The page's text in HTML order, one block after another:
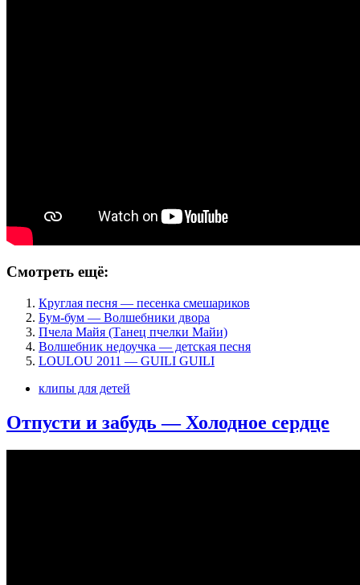
Смотреть ещё:
Круглая песня — песенка смешариков
Бум-бум — Волшебники двора
Пчела Майя (Танец пчелки Майи)
Волшебник недоучка — детская песня
LOULOU 2011 — GUILI GUILI
клипы для детей
Отпусти и забудь — Холодное сердце